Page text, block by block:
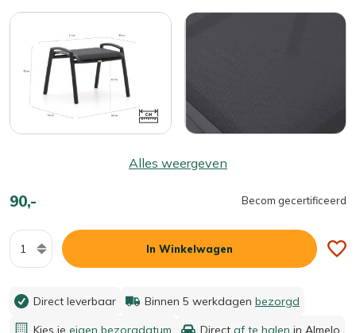
Alles weergeven
90,- Becom gecertificeerd
Aantal
In Winkelwagen
Direct leverbaar Binnen 5 werkdagen bezorgd
Kies je eigen bezorgdatum Direct af te halen in Almelo